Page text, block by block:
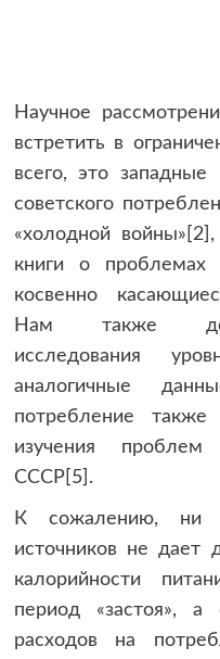
Научное
встретить в
всего, это западные
советского
«холодной
книги о
косвенно
Нам также
исследования
аналогичные
потребление
изучения
СССР[5].
К сожалению, ни
источников не дает
калорийности
период «застоя»,
расходов на